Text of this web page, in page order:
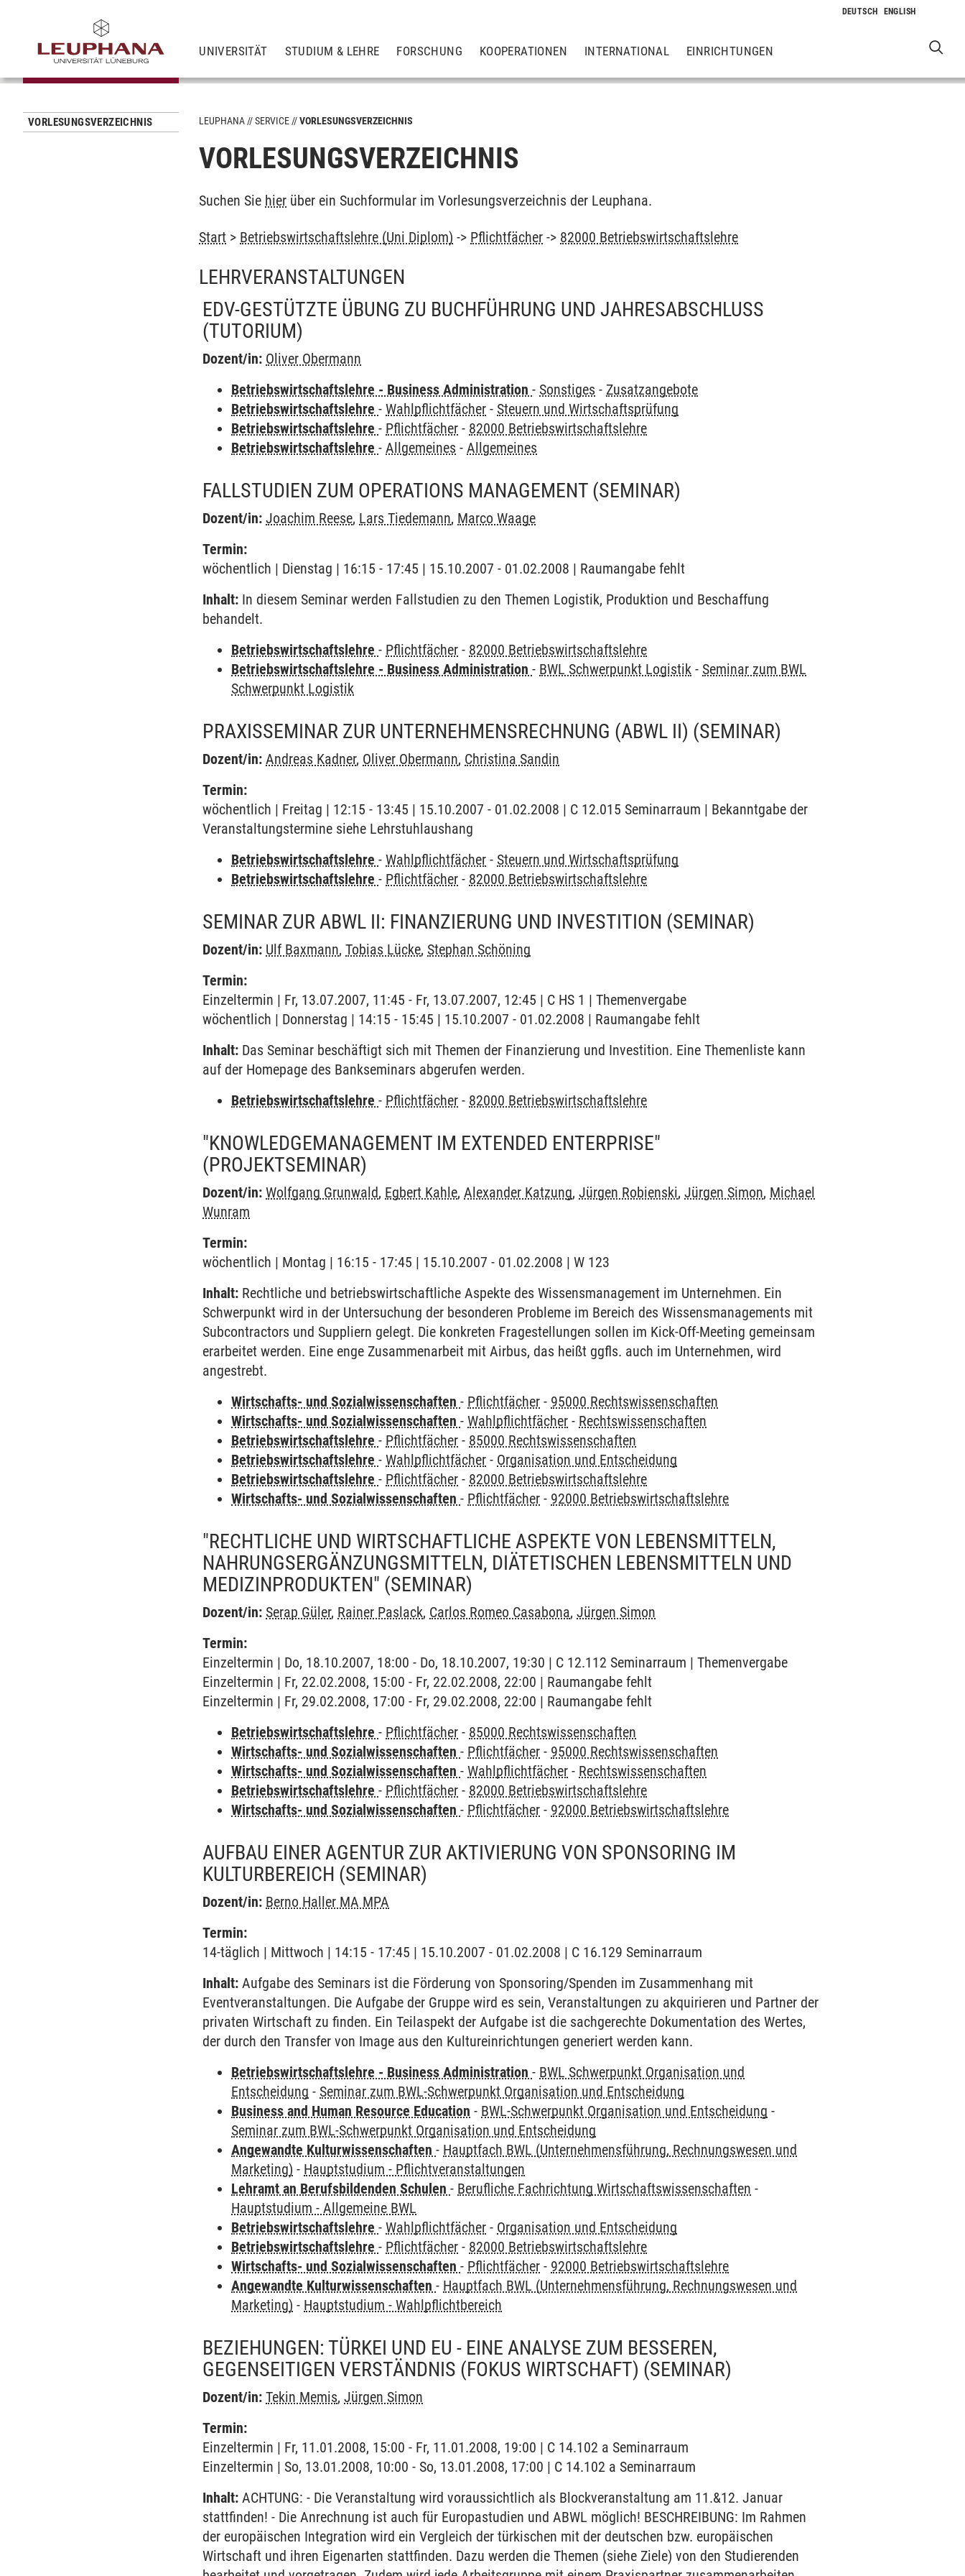
UNIVERSITÄT STUDIUM & LEHRE FORSCHUNG KOOPERATIONEN INTERNATIONAL EINRICHTUNGEN
VORLESUNGSVERZEICHNIS LEUPHANA SERVICE VORLESUNGSVERZEICHNIS
VORLESUNGSVERZEICHNIS
Suchen Sie hier über ein Suchformular im Vorlesungsverzeichnis der Leuphana.
Start > Betriebswirtschaftslehre (Uni Diplom) -> Pflichtfächer -> 82000 Betriebswirtschaftslehre
LEHRVERANSTALTUNGEN
EDV-GESTÜTZTE ÜBUNG ZU BUCHFÜHRUNG UND JAHRESABSCHLUSS
(TUTORIUM)
Dozent/in: Oliver Obermann
Betriebswirtschaftslehre - Business Administration- Sonstiges - Zusatzangebote
Betriebswirtschaftslehre-Wahlpflichtfächer - Steuern und Wirtschaftsprüfung
Betriebswirtschaftslehre- Pflichtfächer - 82000 Betriebswirtschaftslehre
Betriebswirtschaftslehre-Allgemeines -Allgemeines
FALLSTUDIEN ZUM OPERATIONS MANAGEMENT (SEMINAR)
Dozent/in: Joachim Reese, Lars Tiedemann, Marco Waage
Termin:
wöchentlich | Dienstag | 16:15 - 17:45 | 15.10.2007 - 01.02.2008 | Raumangabe fehlt
Inhalt: In diesem Seminar werden Fallstudien zu den Themen Logistik, Produktion und Beschaffung
behandelt.
Betriebswirtschaftslehre- Pflichtfächer - 82000 Betriebswirtschaftslehre
Betriebswirtschaftslehre - Business Administration- BWL Schwerpunkt Logistik - Seminar zum BWL
Schwerpunkt Logistik
PRAXISSEMINAR ZUR UNTERNEHMENSRECHNUNG (ABWL II) (SEMINAR)
Dozent/in: Andreas Kadner, Oliver Obermann, Christina Sandin
Termin:
wöchentlich | Freitag | 12:15 - 13:45 | 15.10.2007 - 01.02.2008 | C 12.015 Seminarraum | Bekanntgabe der
Veranstaltungstermine siehe Lehrstuhlaushang
Betriebswirtschaftslehre-Wahlpflichtfächer - Steuern und Wirtschaftsprüfung
Betriebswirtschaftslehre- Pflichtfächer - 82000 Betriebswirtschaftslehre
SEMINAR ZUR ABWL II: FINANZIERUNG UND INVESTITION (SEMINAR)
Dozent/in: Ulf Baxmann,Tobias Lücke, Stephan Schöning
Termin:
Einzeltermin | Fr, 13.07.2007, 11:45 - Fr, 13.07.2007, 12:45 | C HS 1 | Themenvergabe
wöchentlich | Donnerstag | 14:15 - 15:45 | 15.10.2007 - 01.02.2008 | Raumangabe fehlt
Inhalt: Das Seminar beschäftigt sich mit Themen der Finanzierung und Investition. Eine Themenliste kann
auf der Homepage des Bankseminars abgerufen werden.
Betriebswirtschaftslehre- Pflichtfächer - 82000 Betriebswirtschaftslehre
"KNOWLEDGEMANAGEMENT IM EXTENDED ENTERPRISE"
(PROJEKTSEMINAR)
Dozent/in: Wolfgang Grunwald, Egbert Kahle,Alexander Katzung,Jürgen Robienski,Jürgen Simon, Michael
Wunram
Termin:
wöchentlich | Montag | 16:15 - 17:45 | 15.10.2007 - 01.02.2008 | W 123
Inhalt: Rechtliche und betriebswirtschaftliche Aspekte des Wissensmanagement im Unternehmen. Ein
Schwerpunkt wird in der Untersuchung der besonderen Probleme im Bereich des Wissensmanagements mit
Subcontractors und Suppliern gelegt. Die konkreten Fragestellungen sollen im Kick-Off-Meeting gemeinsam
erarbeitet werden. Eine enge Zusammenarbeit mit Airbus, das heißt ggfls. auch im Unternehmen, wird
angestrebt.
Wirtschafts- und Sozialwissenschaften- Pflichtfächer - 95000 Rechtswissenschaften
Wirtschafts- und Sozialwissenschaften-Wahlpflichtfächer - Rechtswissenschaften
Betriebswirtschaftslehre- Pflichtfächer - 85000 Rechtswissenschaften
Betriebswirtschaftslehre-Wahlpflichtfächer - Organisation und Entscheidung
Betriebswirtschaftslehre- Pflichtfächer - 82000 Betriebswirtschaftslehre
Wirtschafts- und Sozialwissenschaften- Pflichtfächer - 92000 Betriebswirtschaftslehre
"RECHTLICHE UND WIRTSCHAFTLICHE ASPEKTE VON LEBENSMITTELN,
NAHRUNGSERGÄNZUNGSMITTELN, DIÄTETISCHEN LEBENSMITTELN UND
MEDIZINPRODUKTEN" (SEMINAR)
Dozent/in: Serap Güler, Rainer Paslack, Carlos Romeo Casabona,Jürgen Simon
Termin:
Einzeltermin | Do, 18.10.2007, 18:00 - Do, 18.10.2007, 19:30 | C 12.112 Seminarraum | Themenvergabe
Einzeltermin | Fr, 22.02.2008, 15:00 - Fr, 22.02.2008, 22:00 | Raumangabe fehlt
Einzeltermin | Fr, 29.02.2008, 17:00 - Fr, 29.02.2008, 22:00 | Raumangabe fehlt
Betriebswirtschaftslehre- Pflichtfächer - 85000 Rechtswissenschaften
Wirtschafts- und Sozialwissenschaften- Pflichtfächer - 95000 Rechtswissenschaften
Wirtschafts- und Sozialwissenschaften-Wahlpflichtfächer - Rechtswissenschaften
Betriebswirtschaftslehre- Pflichtfächer - 82000 Betriebswirtschaftslehre
Wirtschafts- und Sozialwissenschaften- Pflichtfächer - 92000 Betriebswirtschaftslehre
AUFBAU EINER AGENTUR ZUR AKTIVIERUNG VON SPONSORING IM
KULTURBEREICH (SEMINAR)
Dozent/in: Berno Haller MA MPA
Termin:
14-täglich | Mittwoch | 14:15 - 17:45 | 15.10.2007 - 01.02.2008 | C 16.129 Seminarraum
Inhalt: Aufgabe des Seminars ist die Förderung von Sponsoring/Spenden im Zusammenhang mit
Eventveranstaltungen. Die Aufgabe der Gruppe wird es sein, Veranstaltungen zu akquirieren und Partner der
privaten Wirtschaft zu finden. Ein Teilaspekt der Aufgabe ist die sachgerechte Dokumentation des Wertes,
der durch den Transfer von Image aus den Kultureinrichtungen generiert werden kann.
Betriebswirtschaftslehre - Business Administration- BWL Schwerpunkt Organisation und
Entscheidung - Seminar zum BWL-Schwerpunkt Organisation und Entscheidung
Business and Human Resource Education - BWL-Schwerpunkt Organisation und Entscheidung -
Seminar zum BWL-Schwerpunkt Organisation und Entscheidung
Angewandte Kulturwissenschaften- Hauptfach BWL (Unternehmensführung, Rechnungswesen und
Marketing) - Hauptstudium - Pflichtveranstaltungen
Lehramt an Berufsbildenden Schulen- Berufliche Fachrichtung Wirtschaftswissenschaften -
Hauptstudium - Allgemeine BWL
Betriebswirtschaftslehre-Wahlpflichtfächer - Organisation und Entscheidung
Betriebswirtschaftslehre- Pflichtfächer - 82000 Betriebswirtschaftslehre
Wirtschafts- und Sozialwissenschaften- Pflichtfächer - 92000 Betriebswirtschaftslehre
Angewandte Kulturwissenschaften- Hauptfach BWL (Unternehmensführung, Rechnungswesen und
Marketing) - Hauptstudium - Wahlpflichtbereich
BEZIEHUNGEN: TÜRKEI UND EU - EINE ANALYSE ZUM BESSEREN,
GEGENSEITIGEN VERSTÄNDNIS (FOKUS WIRTSCHAFT) (SEMINAR)
Dozent/in: Tekin Memis,Jürgen Simon
Termin:
Einzeltermin | Fr, 11.01.2008, 15:00 - Fr, 11.01.2008, 19:00 | C 14.102 a Seminarraum
Einzeltermin | So, 13.01.2008, 10:00 - So, 13.01.2008, 17:00 | C 14.102 a Seminarraum
Inhalt: ACHTUNG: - Die Veranstaltung wird voraussichtlich als Blockveranstaltung am 11.&12. Januar
stattfinden! - Die Anrechnung ist auch für Europastudien und ABWL möglich! BESCHREIBUNG: Im Rahmen
der europäischen Integration wird ein Vergleich der türkischen mit der deutschen bzw. europäischen
Wirtschaft und ihren Eigenarten stattfinden. Dazu werden die Themen (siehe Ziele) von den Studierenden